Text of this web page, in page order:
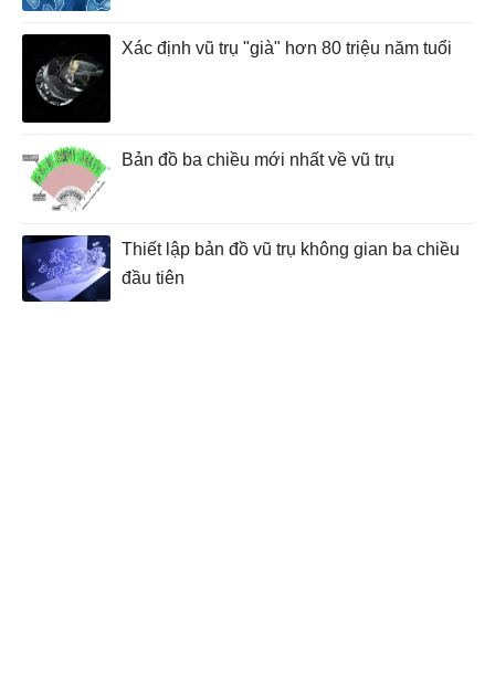
Xác định vũ trụ "già" hơn 80 triệu năm tuổi
Bản đồ ba chiều mới nhất về vũ trụ
Thiết lập bản đồ vũ trụ không gian ba chiều
đầu tiên